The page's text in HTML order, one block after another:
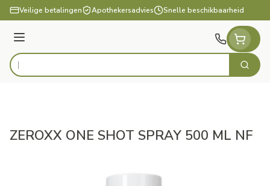
Ga naar de inhoud
Veilige betalingen Apothekersadvies Snelle beschikbaarheid
Menu
Product, merk, categorie... Zoek
ZEROXX ONE SHOT SPRAY 500 ML NF